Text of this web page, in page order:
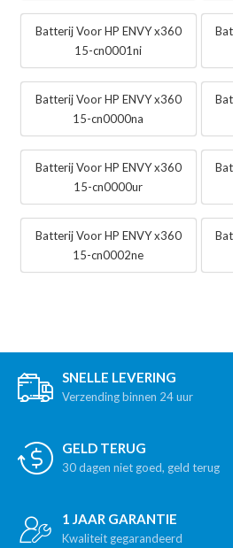
Batterij Voor HP ENVY x360
15-cn0001ni
Batterij Voor HP ENVY x360
15-cn0000na
Batterij Voor HP ENVY x360
15-cn0000ur
Batterij Voor HP ENVY x360
15-cn0002ne
SNELLE LEVERING
Verzending binnen 24 uur
GELD TERUG
30 dagen niet goed, geld terug
1 JAAR GARANTIE
Kwaliteit gegarandeerd